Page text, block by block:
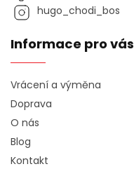
hugo_chodi_bos
Informace pro vás
Vrácení a výměna
Doprava
O nás
Blog
Kontakt